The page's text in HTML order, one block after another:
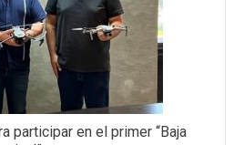
participar en el primer “Baja